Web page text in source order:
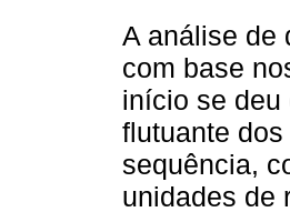
A análise de
com base
início se deu
flutuante
sequência,
unidades de